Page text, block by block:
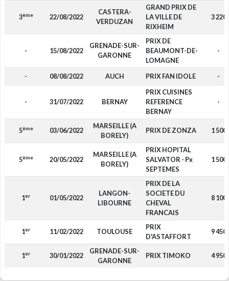
3ème 22/08/2022
CASTERA-
VERDUZAN
GRAND PRIX DE
LA VILLE DE
RIXHEIM
3 220
- 15/08/2022
GRENADE-SUR-
GARONNE
PRIX DE
BEAUMONT-DE-
LOMAGNE
-
- 08/08/2022 AUCH PRIX FAN IDOLE -
- 31/07/2022 BERNAY
PRIX CUISINES
REFERENCE
BERNAY
-
5ème 03/06/2022
MARSEILLE (A
BORELY)
PRIX DE ZONZA 1 500
5ème 20/05/2022
MARSEILLE (A
BORELY)
PRIX HOPITAL
SALVATOR - Px
SEPTEMES
1 500
1er 01/05/2022
LANGON-
LIBOURNE
PRIX DE LA
SOCIETE DU
CHEVAL
FRANCAIS
8 100
1er 11/02/2022 TOULOUSE
PRIX
D'ASTAFFORT
9 450
1er 30/01/2022
GRENADE-SUR-
GARONNE
PRIX TIMOKO 4 950